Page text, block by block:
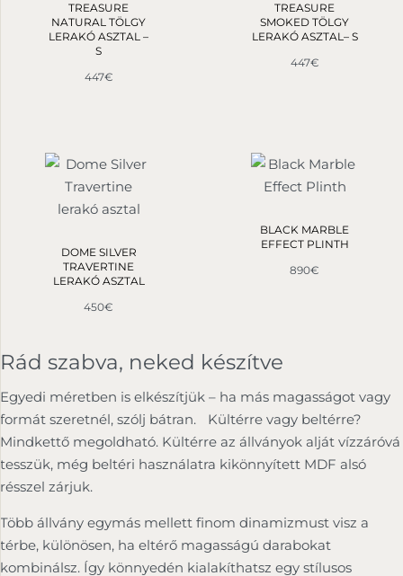
TREASURE
NATURAL TÖLGY
LERAKÓ ASZTAL –
S
447€
TREASURE
SMOKED TÖLGY
LERAKÓ ASZTAL– S
447€
DOME SILVER
TRAVERTINE
LERAKÓ ASZTAL
450€
BLACK MARBLE
EFFECT PLINTH
890€
Rád szabva, neked készítve
Egyedi méretben is elkészítjük – ha más magasságot vagy
formát szeretnél, szólj bátran. Kültérre vagy beltérre?
Mindkettő megoldható. Kültérre az állványok alját vízzáróvá
tesszük, még beltéri használatra kikönnyített MDF alsó
résszel zárjuk.
Több állvány egymás mellett finom dinamizmust visz a
térbe, különösen, ha eltérő magasságú darabokat
kombinálsz. Így könnyedén kialakíthatsz egy stílusos